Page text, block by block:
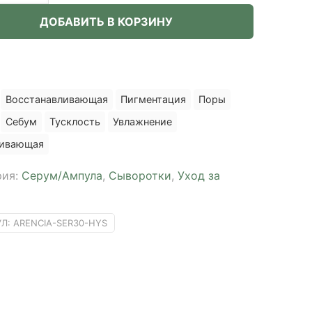
ДОБАВИТЬ В КОРЗИНУ
Восстанавливающая Пигментация
Поры
Себум Тусклость
Увлажнение
Серум/Ампула, Сыворотки, Уход за
ARENCIA-SER30-HYS